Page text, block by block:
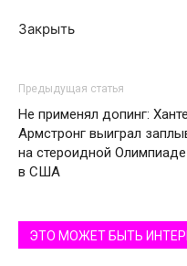
Закрыть
Предыдущая статья
Не применял допинг:
Армстронг выиграл
на стероидной Олимпиаде
в США
ЭТО МОЖЕТ БЫТЬ